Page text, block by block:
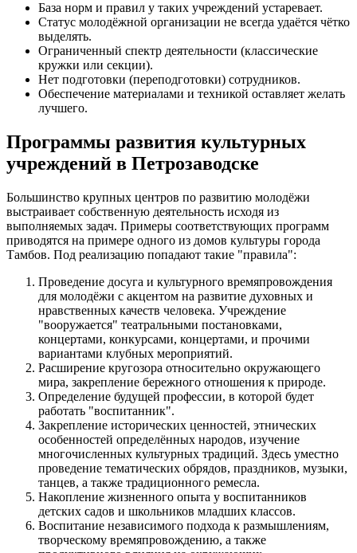
База норм и правил у таких учреждений устаревает.
Статус молодёжной организации не всегда удаётся чётко
выделять.
Ограниченный спектр деятельности (классические
кружки или секции).
Нет подготовки (переподготовки) сотрудников.
Обеспечение материалами и техникой оставляет желать
лучшего.
Программы развития культурных
учреждений в Петрозаводске
Большинство крупных центров по развитию молодёжи
выстраивает собственную деятельность исходя из
выполняемых задач. Примеры соответствующих программ
приводятся на примере одного из домов культуры города
Тамбов. Под реализацию попадают такие "правила":
Проведение досуга и культурного времяпровождения
для молодёжи с акцентом на развитие духовных и
нравственных качеств человека. Учреждение
"вооружается" театральными постановками,
концертами, конкурсами, концертами, и прочими
вариантами клубных мероприятий.
Расширение кругозора относительно окружающего
мира, закрепление бережного отношения к природе.
Определение будущей профессии, в которой будет
работать "воспитанник".
Закрепление исторических ценностей, этнических
особенностей определённых народов, изучение
многочисленных культурных традиций. Здесь уместно
проведение тематических обрядов, праздников, музыки,
танцев, а также традиционного ремесла.
Накопление жизненного опыта у воспитанников
детских садов и школьников младших классов.
Воспитание независимого подхода к размышлениям,
творческому времяпровождению, а также